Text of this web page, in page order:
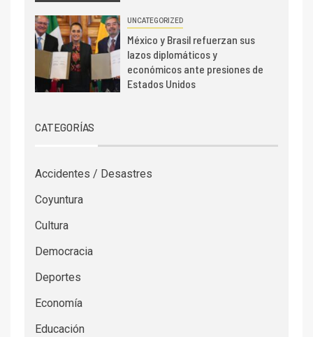
UNCATEGORIZED
México y Brasil refuerzan sus
lazos diplomáticos y
económicos ante presiones de
Estados Unidos
CATEGORÍAS
Accidentes / Desastres
Coyuntura
Cultura
Democracia
Deportes
Economía
Educación